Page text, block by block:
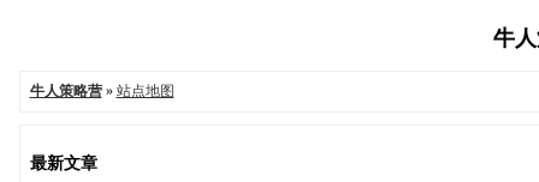
牛
牛人策略营» 站点地图
最新文章